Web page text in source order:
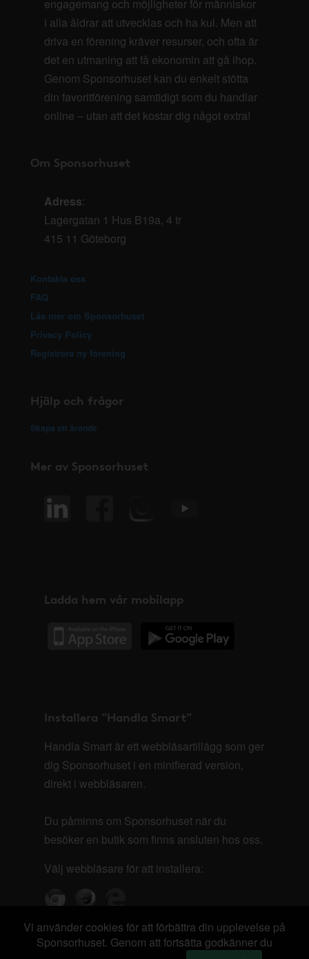
engagemang och möjligheter för människor
i alla åldrar att utvecklas och ha kul. Men att
driva en förening kräver resurser, och ofta är
det en utmaning att få ekonomin att gå ihop.
Genom Sponsorhuset kan du enkelt stötta
din favoritförening samtidigt som du handlar
online – utan att det kostar dig något extra!
Om Sponsorhuset
Adress:
Lagergatan 1 Hus B19a, 4 tr
415 11 Göteborg
Kontakta oss
FAQ
Läs mer om Sponsorhuset
Privacy Policy
Registrera ny förening
Hjälp och frågor
Skapa ett ärende
Mer av Sponsorhuset
Ladda hem vår mobilapp
Installera "Handla Smart"
Handla Smart är ett webbläsartillägg som ger
dig Sponsorhuset i en minifierad version,
direkt i webbläsaren.
Du påminns om Sponsorhuset när du
besöker en butik som finns ansluten hos oss.
Välj webbläsare för att installera:
Vi använder cookies för att förbättra din upplevelse på
Sponsorhuset. Genom att fortsätta godkänner du